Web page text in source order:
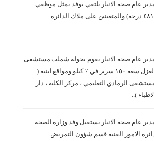
عام صحة الانبار يلتقي بوفد يمثل موظفي
الدائرة
عام صحة الانبار يقوم بجولة شملت مستشفى
العزل سعة ١٥٠ سرير في 7 كيلو ومواقع ابنية (
الرمادي التعليمي ، مركز الكلية ، دار
الاطباء )..
عام صحة الانبار يستقبل وفد وزارة الصحة
الامور الفنية قسم شؤون التمريض